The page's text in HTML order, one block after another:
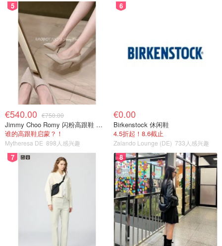
5
€540.00 €750.00
Jimmy Choo Romy 闪粉高跟鞋 米金色
谁的高跟鞋启蒙？！
Mytheresa DE 898人感兴趣
6
€0.00
Birkenstock 休闲鞋
4.5折起！8.6截止
Zalando Lounge (DE) 733人感兴趣
7 8